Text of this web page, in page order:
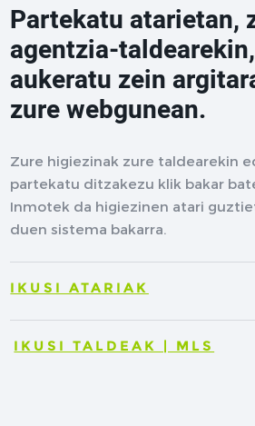
Partekatu atarietan,
agentzia-
aukeratu zein
zure webgunean.
Zure higiezinak zure taldearekin
partekatu ditzakezu klik bakar
Inmotek da higiezinen atari
duen sistema bakarra.
IKUSI ATARIAK
IKUSI TALDEAK | MLS